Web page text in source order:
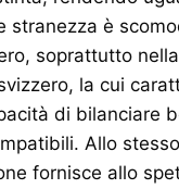
stranezza è
soprattutto
la cui
di bilanciare
Allo
fornisce allo